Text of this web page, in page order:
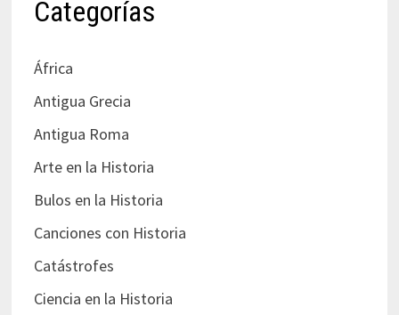
Categorías
África
Antigua Grecia
Antigua Roma
Arte en la Historia
Bulos en la Historia
Canciones con Historia
Catástrofes
Ciencia en la Historia